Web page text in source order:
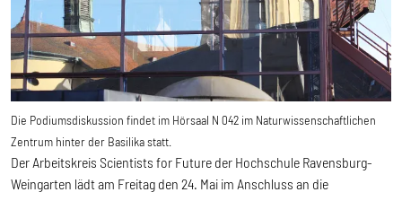
Die Podiumsdiskussion findet im Hörsaal N 042 im Naturwissenschaftlichen
Zentrum hinter der Basilika statt.
Der Arbeitskreis Scientists for Future der Hochschule Ravensburg-
Weingarten lädt am Freitag den 24. Mai im Anschluss an die